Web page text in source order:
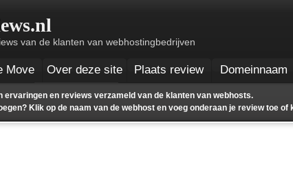
van de klanten van webhostingbedrijven
Move Over deze site Plaats review Domeinnaam
ervaringen en reviews verzameld van de klanten van webhosts.
Klik op de naam van de webhost en voeg onderaan je review toe